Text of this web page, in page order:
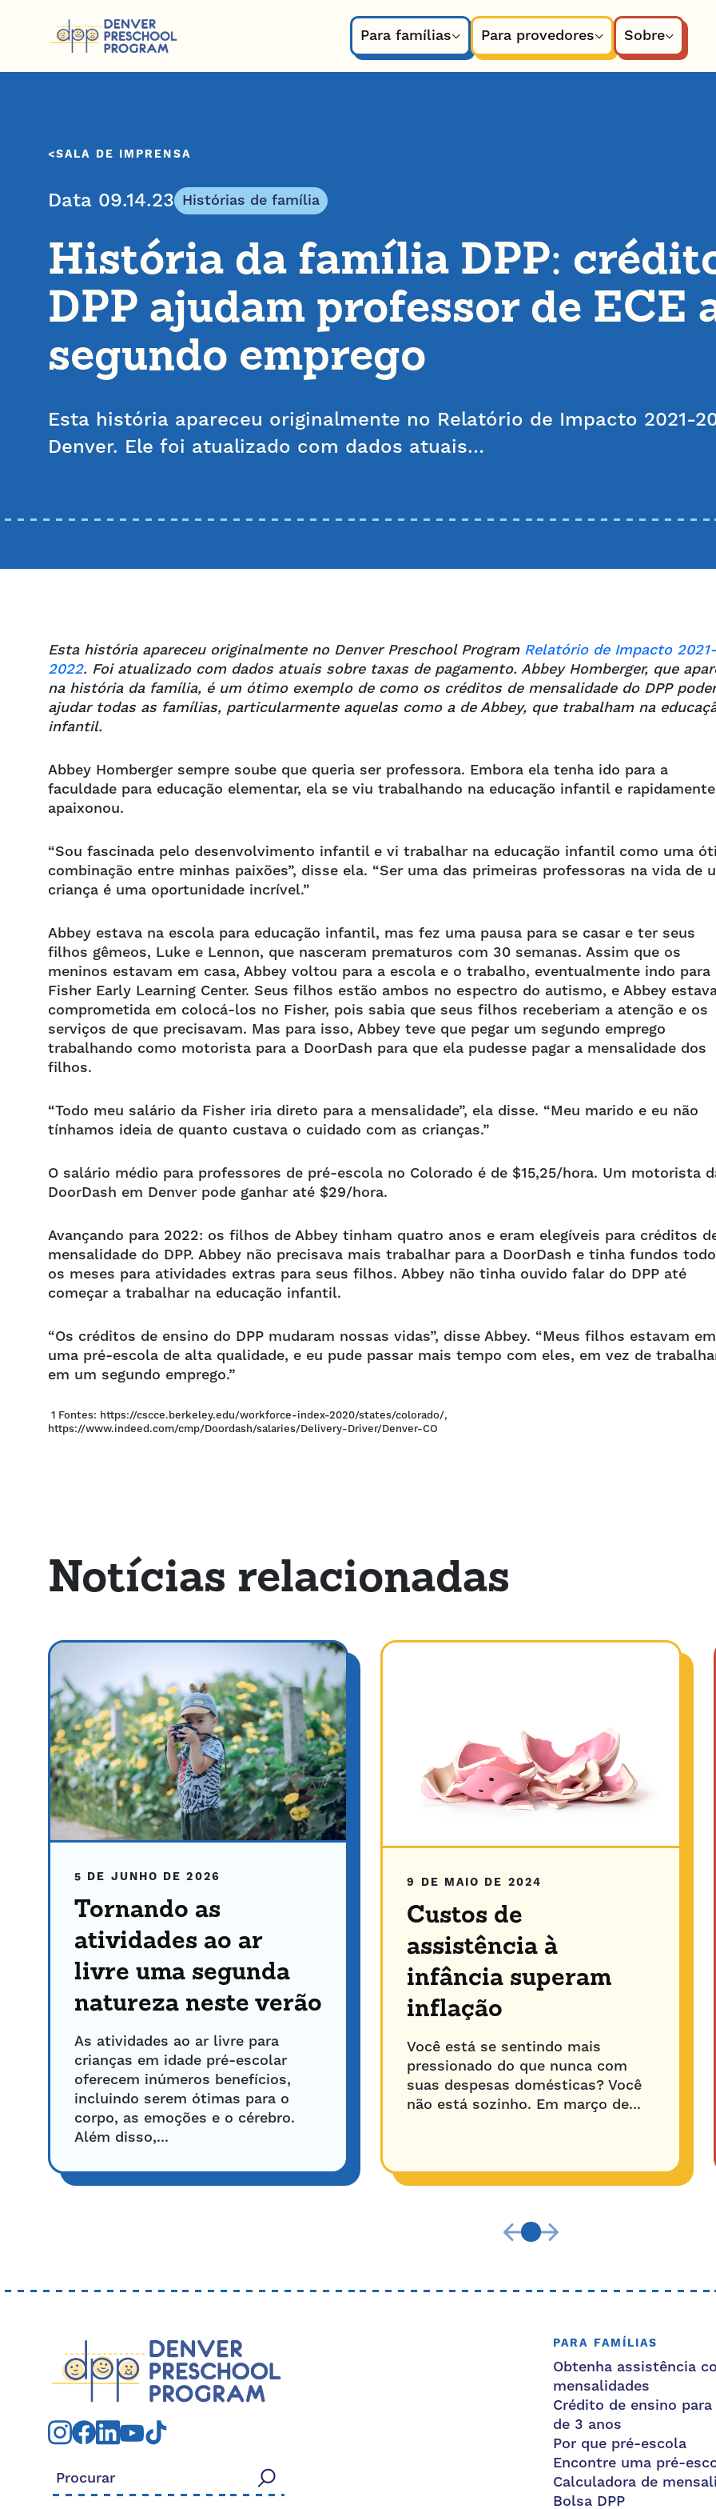
Para famílias
Para provedores Sobre
SALA DE IMPRENSA
Data 09.14.23 Histórias de família
História da família DPP:
DPP ajudam professor de ECE
segundo emprego
Esta história apareceu originalmente no Relatório de Impacto 2021-
Denver. Ele foi atualizado com dados atuais…
Esta história apareceu originalmente no Denver Preschool Program Relatório de Impacto 2021-
2022. Foi atualizado com dados atuais sobre taxas de pagamento. Abbey Homberger, que
na história da família, é um ótimo exemplo de como os créditos de mensalidade do DPP
ajudar todas as famílias, particularmente aquelas como a de Abbey, que trabalham na
infantil.
Abbey Homberger sempre soube que queria ser professora. Embora ela tenha ido para a
faculdade para educação elementar, ela se viu trabalhando na educação infantil e
apaixonou.
“Sou fascinada pelo desenvolvimento infantil e vi trabalhar na educação infantil como uma
combinação entre minhas paixões”, disse ela. “Ser uma das primeiras professoras na vida de
criança é uma oportunidade incrível.”
Abbey estava na escola para educação infantil, mas fez uma pausa para se casar e ter seus
filhos gêmeos, Luke e Lennon, que nasceram prematuros com 30 semanas. Assim que os
meninos estavam em casa, Abbey voltou para a escola e o trabalho, eventualmente indo para
Fisher Early Learning Center. Seus filhos estão ambos no espectro do autismo, e Abbey
comprometida em colocá-los no Fisher, pois sabia que seus filhos receberiam a atenção e os
serviços de que precisavam. Mas para isso, Abbey teve que pegar um segundo emprego
trabalhando como motorista para a DoorDash para que ela pudesse pagar a mensalidade dos
filhos.
“Todo meu salário da Fisher iria direto para a mensalidade”, ela disse. “Meu marido e eu não
tínhamos ideia de quanto custava o cuidado com as crianças.”
O salário médio para professores de pré-escola no Colorado é de $15,25/hora. Um motorista
DoorDash em Denver pode ganhar até $29/hora.
Avançando para 2022: os filhos de Abbey tinham quatro anos e eram elegíveis para créditos
mensalidade do DPP. Abbey não precisava mais trabalhar para a DoorDash e tinha fundos
os meses para atividades extras para seus filhos. Abbey não tinha ouvido falar do DPP até
começar a trabalhar na educação infantil.
“Os créditos de ensino do DPP mudaram nossas vidas”, disse Abbey. “Meus filhos estavam em
uma pré-escola de alta qualidade, e eu pude passar mais tempo com eles, em vez de
em um segundo emprego.”
1 Fontes: https://cscce.berkeley.edu/workforce-index-2020/states/colorado/,
https://www.indeed.com/cmp/Doordash/salaries/Delivery-Driver/Denver-CO
Notícias relacionadas
5 DE JUNHO DE 2026
Tornando as
atividades ao ar
livre uma segunda
natureza neste verão
As atividades ao ar livre para
crianças em idade pré-escolar
oferecem inúmeros benefícios,
incluindo serem ótimas para o
corpo, as emoções e o cérebro.
Além disso,...
9 DE MAIO DE 2024
Custos de
assistência à
infância superam
inflação
Você está se sentindo mais
pressionado do que nunca com
suas despesas domésticas? Você
não está sozinho. Em março de...
Procurar:
PARA FAMÍLIAS
Obtenha assistência
mensalidades
Crédito de ensino
de 3 anos
Por que pré-escola
Encontre uma pré-
Calculadora de
Bolsa DPP